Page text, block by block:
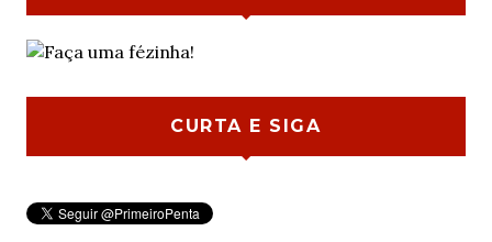
CURTA E SIGA